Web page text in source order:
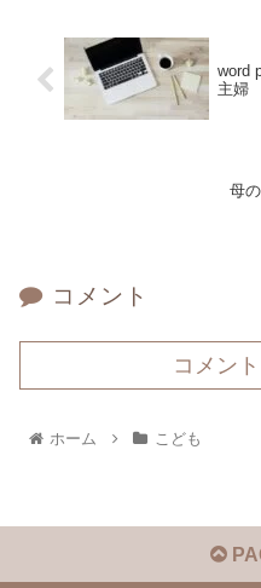
word
主婦
母
コメント
コメン
ホーム こども